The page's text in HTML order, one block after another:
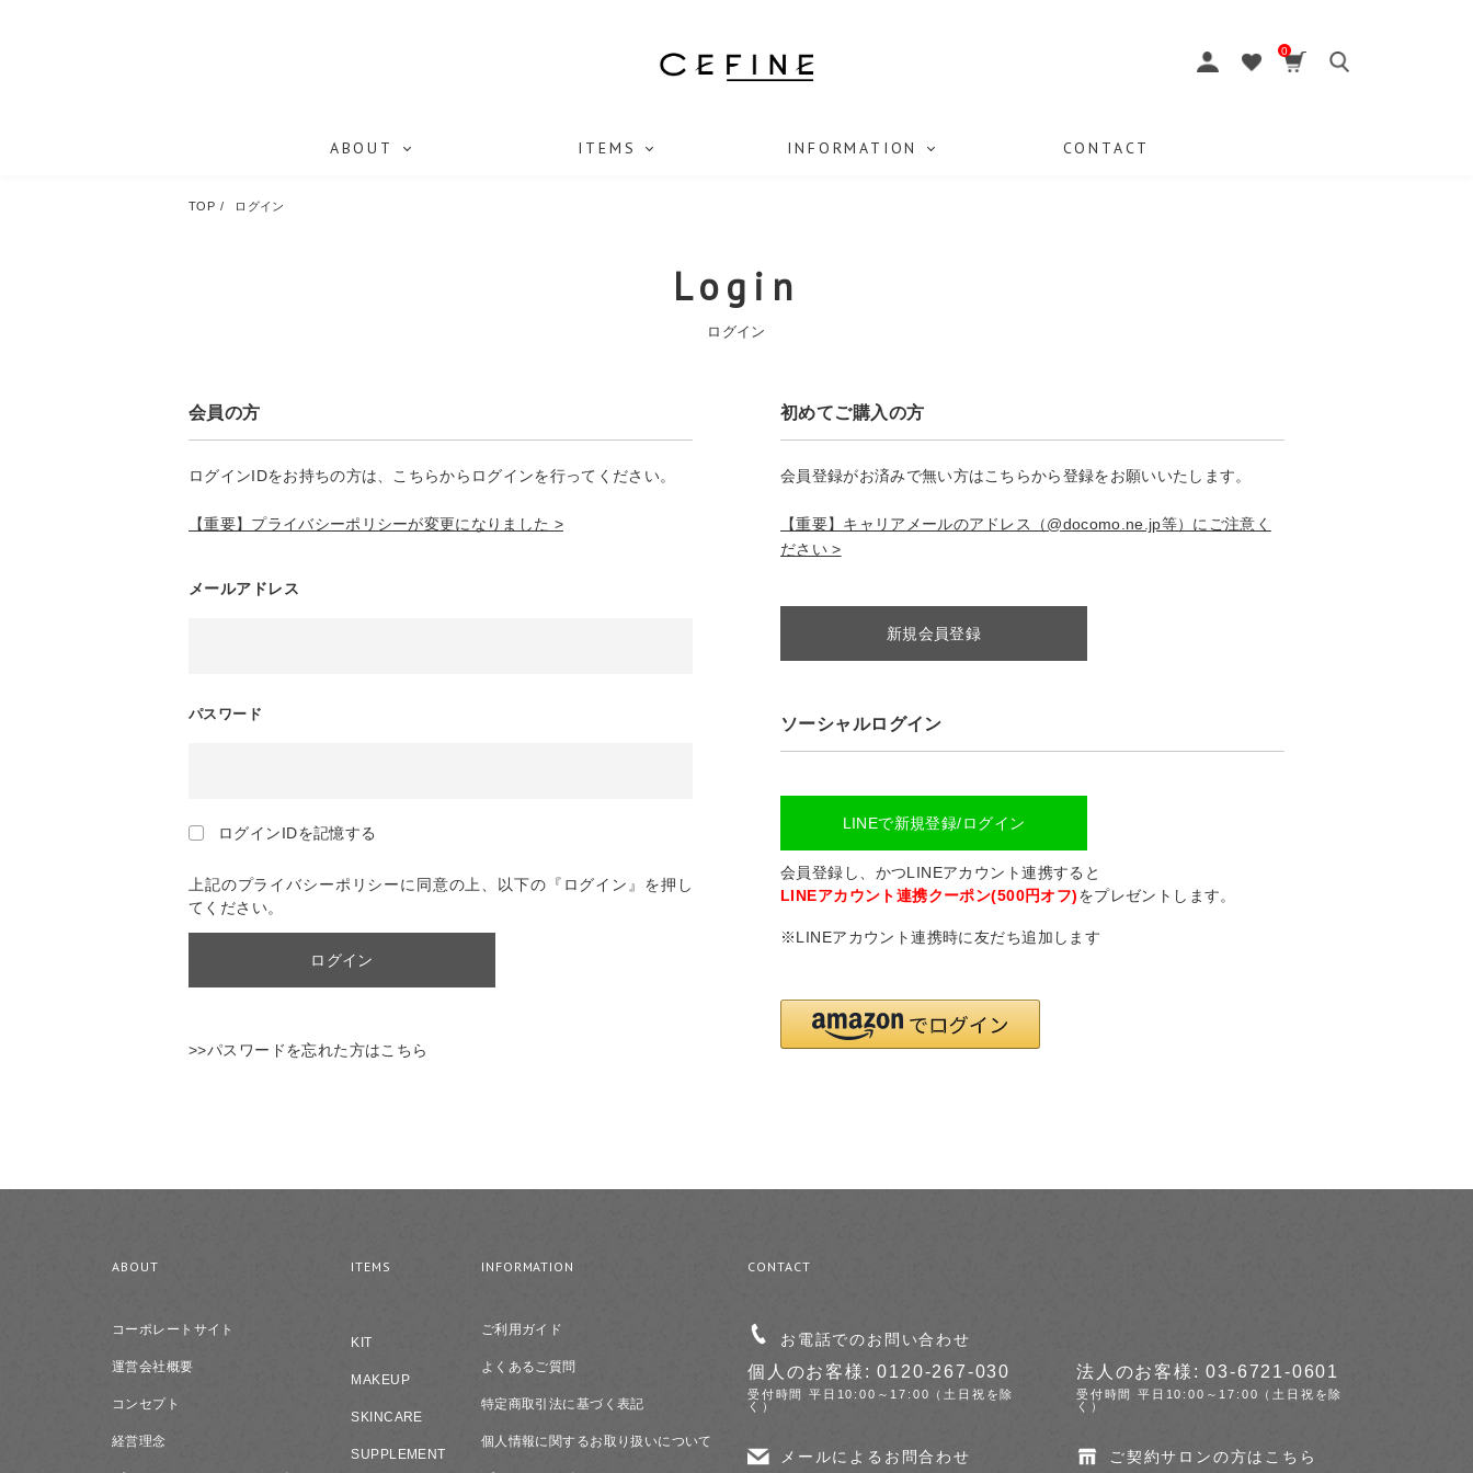
0
ABOUT ITEMS INFORMATION CONTACT
TOP ログイン
Login
ログイン
初めてご購入の方
会員登録がお済みで無い方はこちらから登録をお願いいたします。
【重要】キャリアメールのアドレス（@docomo.ne.jp等）にご注意く
ださい >
新規会員登録
ソーシャルログイン
LINEで新規登録/ログイン
会員登録し、かつLINEアカウント連携すると
LINEアカウント連携クーポン(500円オフ)をプレゼントします。
※LINEアカウント連携時に友だち追加します
会員の方
ログインIDをお持ちの方は、こちらからログインを行ってください。
【重要】プライバシーポリシーが変更になりました >
メールアドレス
パスワード
ログインIDを記憶する
上記のプライバシーポリシーに同意の上、以下の『ログイン』を押し
てください。
ログイン
>>パスワードを忘れた方はこちら
ABOUT
コーポレートサイト
運営会社概要
コンセプト
経営理念
ITEMS
KIT
MAKEUP
SKINCARE
SUPPLEMENT
INFORMATION
ご利用ガイド
よくあるご質問
特定商取引法に基づく表記
個人情報に関するお取り扱いについて
CONTACT
お電話でのお問い合わせ
個人のお客様: 0120-267-030
受付時間 平日10:00～17:00（土日祝を除
く）
法人のお客様: 03-6721-0601
受付時間 平日10:00～17:00（土日祝を除
く）
メールによるお問合わせ ご契約サロンの方はこちら